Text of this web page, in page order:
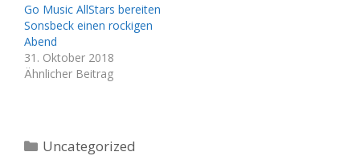
Go Music AllStars bereiten
Sonsbeck einen rockigen
Abend
31. Oktober 2018
Ähnlicher Beitrag
Kategorien
Uncategorized